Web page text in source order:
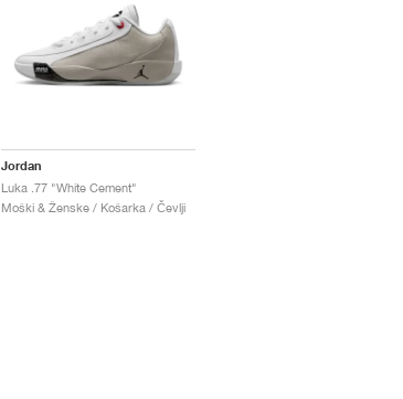
Jordan
Luka .77 "White Cement"
Moški & Ženske / Košarka / Čevlji